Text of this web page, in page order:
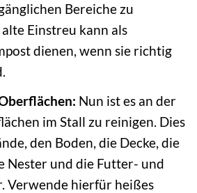
Bereiche zu
Einstreu kann als
dienen, wenn sie richtig
Nun ist es an der
im Stall zu reinigen. Dies
den Boden, die Decke, die
Nester und die Futter- und
Verwende hierfür heißes